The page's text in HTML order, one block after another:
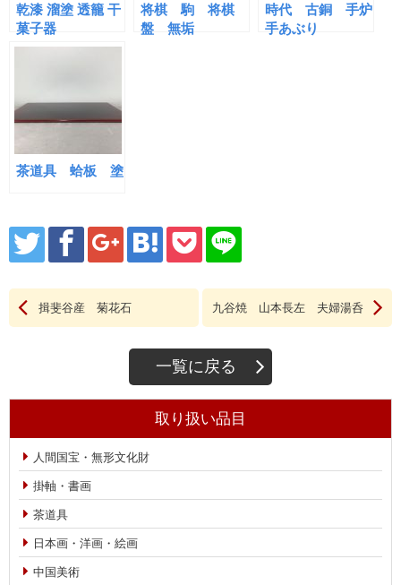
乾漆 溜塗 透籠 干
菓子器
将棋 駒 将棋
盤 無垢
時代 古銅 手炉
手あぶり
茶道具 蛤板 塗
揖斐谷産 菊花石 九谷焼 山本長左 夫婦湯呑
一覧に戻る
取り扱い品目
人間国宝・無形文化財
掛軸・書画
茶道具
日本画・洋画・絵画
中国美術